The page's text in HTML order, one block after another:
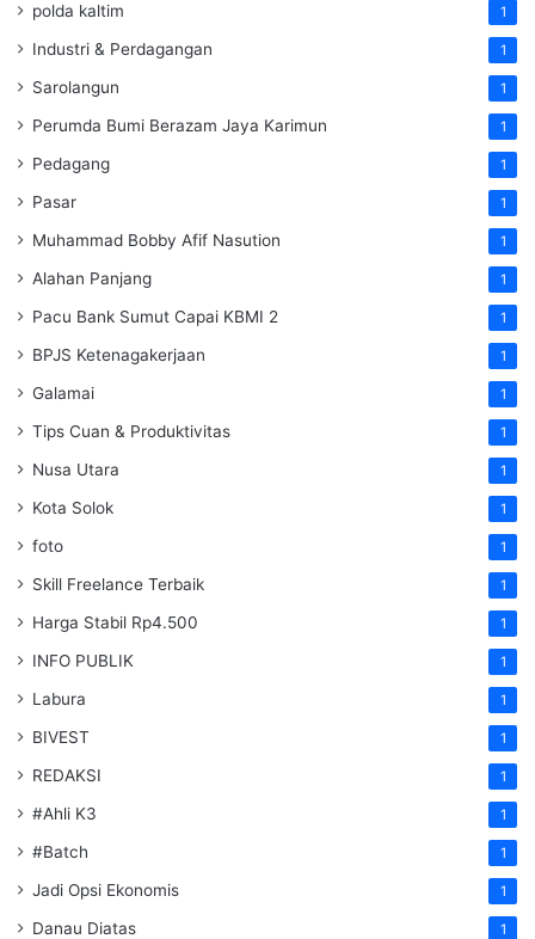
polda kaltim 1
Industri & Perdagangan 1
Sarolangun 1
Perumda Bumi Berazam Jaya Karimun 1
Pedagang 1
Pasar 1
Muhammad Bobby Afif Nasution 1
Alahan Panjang 1
Pacu Bank Sumut Capai KBMI 2 1
BPJS Ketenagakerjaan 1
Galamai 1
Tips Cuan & Produktivitas 1
Nusa Utara 1
Kota Solok 1
foto 1
Skill Freelance Terbaik 1
Harga Stabil Rp4.500 1
INFO PUBLIK 1
Labura 1
BIVEST 1
REDAKSI 1
#Ahli K3 1
#Batch 1
Jadi Opsi Ekonomis 1
Danau Diatas 1